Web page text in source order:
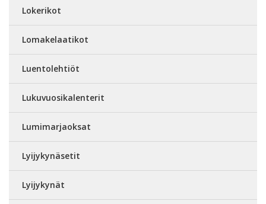
Lokerikot
Lomakelaatikot
Luentolehtiöt
Lukuvuosikalenterit
Lumimarjaoksat
Lyijykynäsetit
Lyijykynät